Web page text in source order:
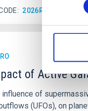
of Active
influence of
(UFOs), on